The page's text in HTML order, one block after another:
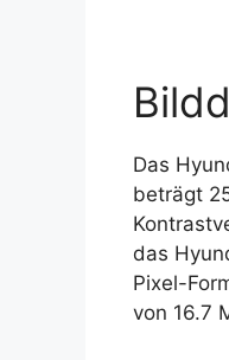
Das
beträgt
das
Pixel-
von 16.7